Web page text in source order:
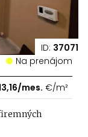
ID: 37071
Na prenájom
mes. €/m²